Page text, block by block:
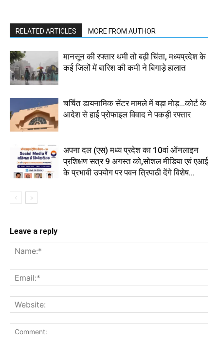
RELATED ARTICLES MORE FROM AUTHOR
मानसून की रफ्तार थमी तो बढ़ी चिंता, मध्यप्रदेश के
कई जिलों में बारिश की कमी ने बिगाड़े हालात
चर्चित डायनामिक सेंटर मामले में बड़ा मोड़...कोर्ट के
आदेश से हाई प्रोफाइल विवाद ने पकड़ी रफ्तार
अपना दल (एस) मध्य प्रदेश का 10वां ऑनलाइन
प्रशिक्षण सत्र 9 अगस्त को,सोशल मीडिया एवं एआई
के प्रभावी उपयोग पर पवन त्रिपाठी देंगे विशेष...
Leave a reply